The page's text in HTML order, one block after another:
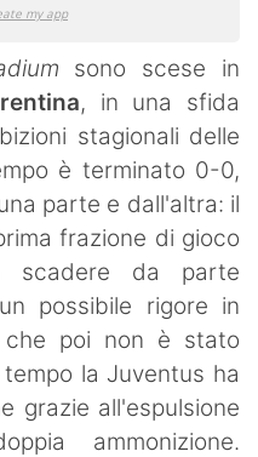
sono scese in
, in una sfida
stagionali delle
è terminato 0-0,
parte e dall'altra: il
frazione di gioco
da parte
possibile rigore in
che poi non è stato
la Juventus ha
grazie all'espulsione
ammonizione.